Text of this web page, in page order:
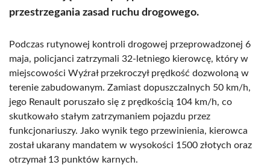
przestrzegania zasad ruchu drogowego.
Podczas rutynowej kontroli drogowej przeprowadzonej 6
maja, policjanci zatrzymali 32-letniego kierowcę, który w
miejscowości Wyźrał przekroczył prędkość dozwoloną w
terenie zabudowanym. Zamiast dopuszczalnych 50 km/h,
jego Renault poruszało się z prędkością 104 km/h, co
skutkowało stałym zatrzymaniem pojazdu przez
funkcjonariuszy. Jako wynik tego przewinienia, kierowca
został ukarany mandatem w wysokości 1500 złotych oraz
otrzymał 13 punktów karnych.